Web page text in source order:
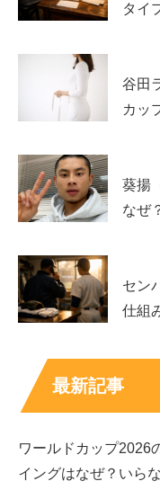
タイ
谷田
カッ
葵揚
なぜ
セン
仕組
最新記事
ワールドカップ2026
イングはなぜ？いら